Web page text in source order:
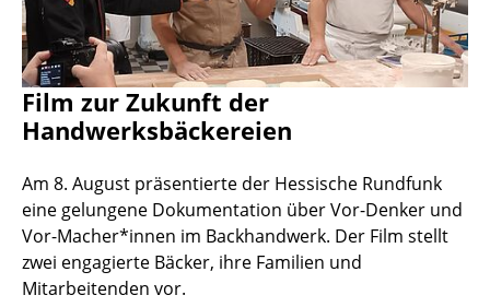
Film zur Zukunft der
Handwerksbäckereien
Am 8. August präsentierte der Hessische Rundfunk
eine gelungene Dokumentation über Vor-Denker und
Vor-Macher*innen im Backhandwerk. Der Film stellt
zwei engagierte Bäcker, ihre Familien und
Mitarbeitenden vor.